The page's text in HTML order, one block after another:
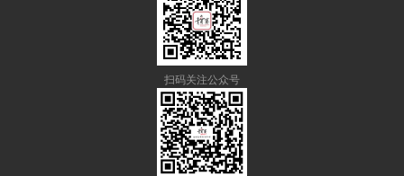
扫码关注公众号